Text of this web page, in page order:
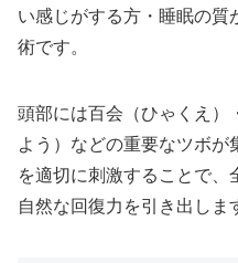
い感じがする方・睡眠の質
術です。
頭部には百会（ひゃくえ）
よう）などの重要なツボが
を適切に刺激することで
自然な回復力を引き出しま